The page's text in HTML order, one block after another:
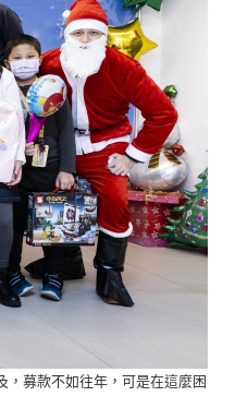
募款不如往年，可是在這麼困